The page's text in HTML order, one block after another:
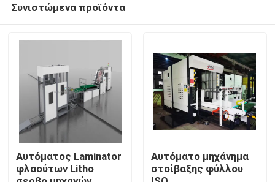
Συνιστώμενα προϊόντα
Αυτόματος Laminator
φλαούτων Litho
Αυτόματο μηχάνημα
στοίβαξης φύλλου